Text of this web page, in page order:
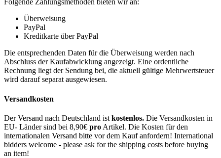
Folgende Zahlungsmethoden bieten wir an:
Überweisung
PayPal
Kreditkarte über PayPal
Die entsprechenden Daten für die Überweisung werden nach
Abschluss der Kaufabwicklung angezeigt. Eine ordentliche
Rechnung liegt der Sendung bei, die aktuell gültige Mehrwertsteuer
wird darauf separat ausgewiesen.
Versandkosten
Der Versand nach Deutschland ist kostenlos. Die Versandkosten in
EU- Länder sind bei 8,90€ pro Artikel. Die Kosten für den
internationalen Versand bitte vor dem Kauf anfordern! International
bidders welcome - please ask for the shipping costs before buying
an item!